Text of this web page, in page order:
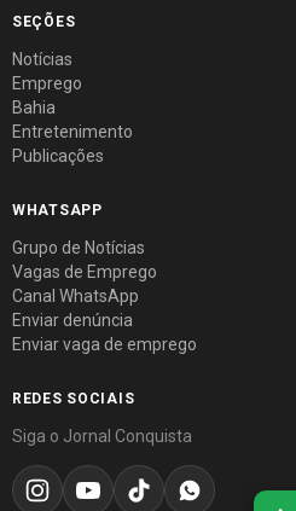
SEÇÕES
Notícias
Emprego
Bahia
Entretenimento
Publicações
WHATSAPP
Grupo de Notícias
Vagas de Emprego
Canal WhatsApp
Enviar denúncia
Enviar vaga de emprego
REDES SOCIAIS
Siga o Jornal Conquista